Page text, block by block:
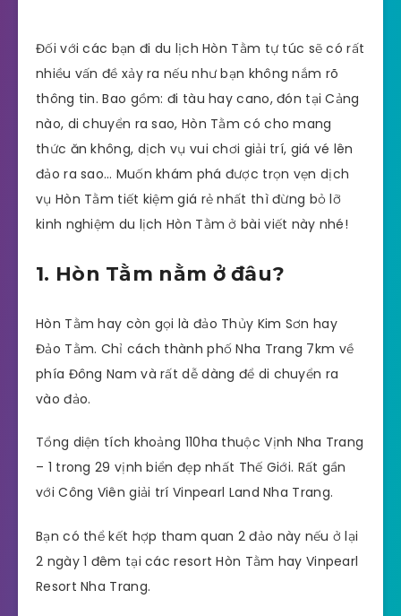
Đối với các bạn đi du lịch Hòn Tằm tự túc sẽ có rất
nhiều vấn đề xảy ra nếu như bạn không nắm rõ
thông tin. Bao gồm: đi tàu hay cano, đón tại Cảng
nào, di chuyển ra sao, Hòn Tằm có cho mang
thức ăn không, dịch vụ vui chơi giải trí, giá vé lên
đảo ra sao… Muốn khám phá được trọn vẹn dịch
vụ Hòn Tằm tiết kiệm giá rẻ nhất thì đừng bỏ lỡ
kinh nghiệm du lịch Hòn Tằm ở bài viết này nhé!
1. Hòn Tằm nằm ở đâu?
Hòn Tằm hay còn gọi là đảo Thủy Kim Sơn hay
Đảo Tằm. Chỉ cách thành phố Nha Trang 7km về
phía Đông Nam và rất dễ dàng để di chuyển ra
vào đảo.
Tổng diện tích khoảng 110ha thuộc Vịnh Nha Trang
– 1 trong 29 vịnh biển đẹp nhất Thế Giới. Rất gần
với Công Viên giải trí Vinpearl Land Nha Trang.
Bạn có thể kết hợp tham quan 2 đảo này nếu ở lại
2 ngày 1 đêm tại các resort Hòn Tằm hay Vinpearl
Resort Nha Trang.